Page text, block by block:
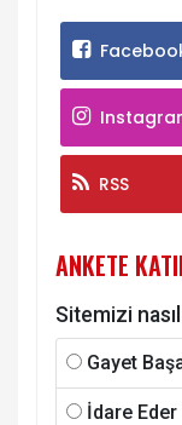
RSS
ANKETE
Sitemizi
Gayet
İdare Eder